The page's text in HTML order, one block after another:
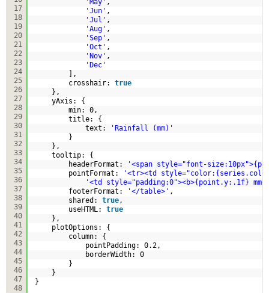
17
18
19
20
21
22
23
24
25
26
27
28
29
30
31
32
33
34
35
36
37
38
39
40
41
42
43
44
45
46
47
48
'Jun' ,
'Jul' ,
'Aug' ,
'Sep' ,
'Oct' ,
'Nov' ,
'Dec'
],
crosshair: true
},
yAxis: {
min: 0,
title: {
text:
'Rainfall (mm)'
}
},
tooltip: {
headerFormat:
'<span style="font-
pointFormat:
'<tr><td
'<td style="padding:0"><b>{point.y:.1f}
footerFormat:
'</table>' ,
shared: true ,
useHTML: true
},
plotOptions: {
column: {
pointPadding: 0.2,
borderWidth: 0
}
}
}